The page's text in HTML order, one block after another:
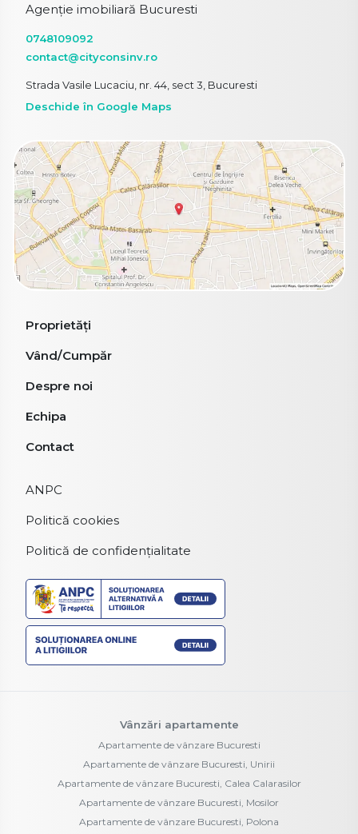
Agenție imobiliară Bucuresti
0748109092
contact@cityconsinv.ro
Strada Vasile Lucaciu, nr. 44, sect 3, Bucuresti
Deschide în Google Maps
Proprietăți
Vând/Cumpăr
Despre noi
Echipa
Contact
ANPC
Politică cookies
Politică de confidențialitate
Vânzări apartamente
Apartamente de vânzare Bucuresti
Apartamente de vânzare Bucuresti, Unirii
Apartamente de vânzare Bucuresti, Calea Calarasilor
Apartamente de vânzare Bucuresti, Mosilor
Apartamente de vânzare Bucuresti, Polona